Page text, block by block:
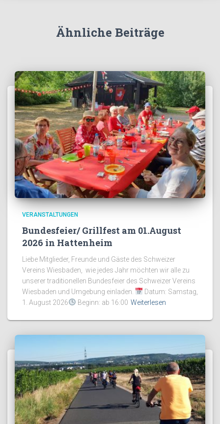
Ähnliche Beiträge
VERANSTALTUNGEN
Bundesfeier/ Grillfest am 01.August
2026 in Hattenheim
Liebe Mitglieder, Freunde und Gäste des Schweizer
Vereins Wiesbaden, wie jedes Jahr möchten wir alle zu
unserer traditionellen Bundesfeier des Schweizer Vereins
Wiesbaden und Umgebung einladen.
Datum: Samstag,
1. August 2026
Beginn: ab 16:00 Weiterlesen